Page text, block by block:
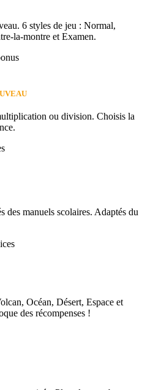
6 styles de jeu : Normal,
la-montre et Examen.
ou division. Choisis la
des manuels scolaires. Adaptés du
Océan, Désert, Espace et
des récompenses !